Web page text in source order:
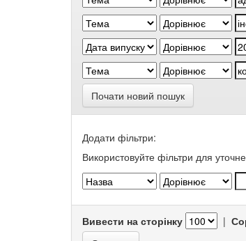
Почати новий пошук
Додати фільтри:
Використовуйте фільтри для
Вивести на сторінку |